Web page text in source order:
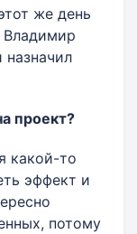
же день
Владимир
назначил
проект?
какой-то
эффект и
потому